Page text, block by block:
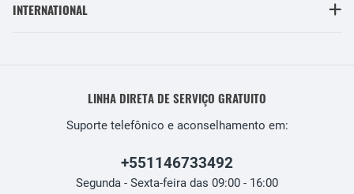
INTERNATIONAL
LINHA DIRETA DE SERVIÇO GRATUITO
Suporte telefônico e aconselhamento em:
+551146733492
Segunda - Sexta-feira das 09:00 - 16:00